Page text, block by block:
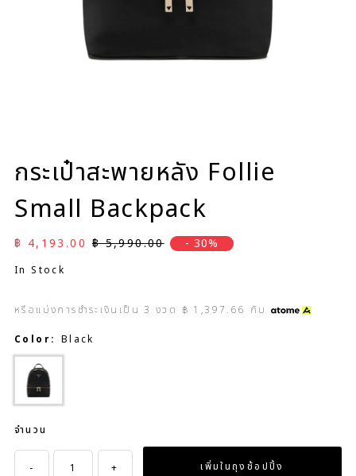
กระเป๋าสะพายหลัง Follie
Small Backpack
ราคาลด
฿ 4,193.00 ราคาปกติ
฿ 5,990.00 - 30%
In Stock
หรือแบ่งการชำระเงินเป็น3 งวด ฿ 1,397.66 กับ
Color: Black
จำนวน
- +